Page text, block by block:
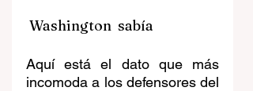
Washington  sabía
Aquí está el dato que más
incomoda a los defensores del